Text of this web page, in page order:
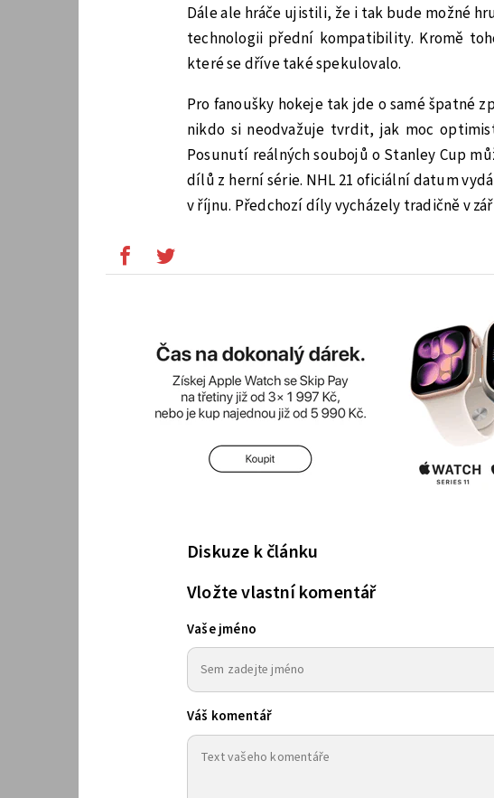
Dále ale hráče ujistili, že i tak bude možné
technologii přední kompatibility. Kromě
které se dříve také spekulovalo.
Pro fanoušky hokeje tak jde o samé špatné
nikdo si neodvažuje tvrdit, jak moc
Posunutí reálných soubojů o Stanley Cup
dílů z herní série. NHL 21 oficiální datum
v říjnu. Předchozí díly vycházely tradičně v
Diskuze k článku
Vložte vlastní komentář
Vaše jméno
Váš komentář